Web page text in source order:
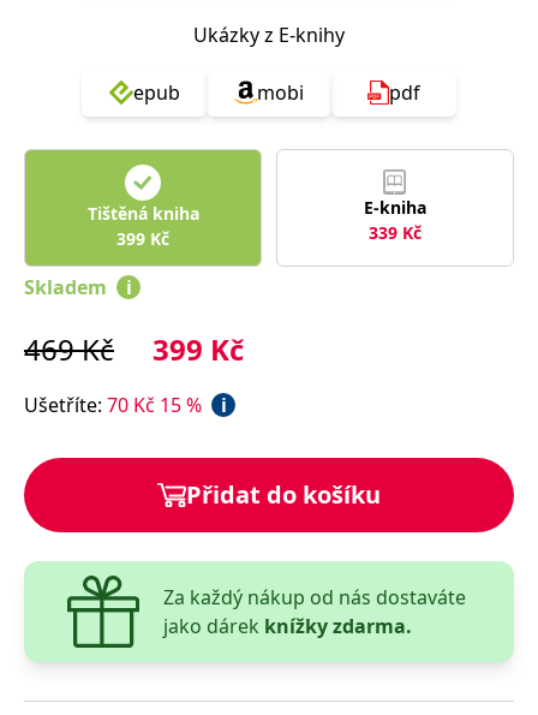
Ukázky z E-knihy
epub mobi pdf
Tištěná kniha
399 Kč
E-kniha
339 Kč
Skladem i
469Kč 399 Kč
Ušetříte: 70 Kč 15% i
Přidat do košíku
Za každý nákup od nás dostaváte
jako dárek knížky zdarma.
Je nutné, aby
banner
cookie
Script.com
PHPSESSID
PHP.net
Zavřením
prohlížeče
Cookie
generovaný
založenými
jedná o
být specifické
dobrým
příkladem je
přihlášeného